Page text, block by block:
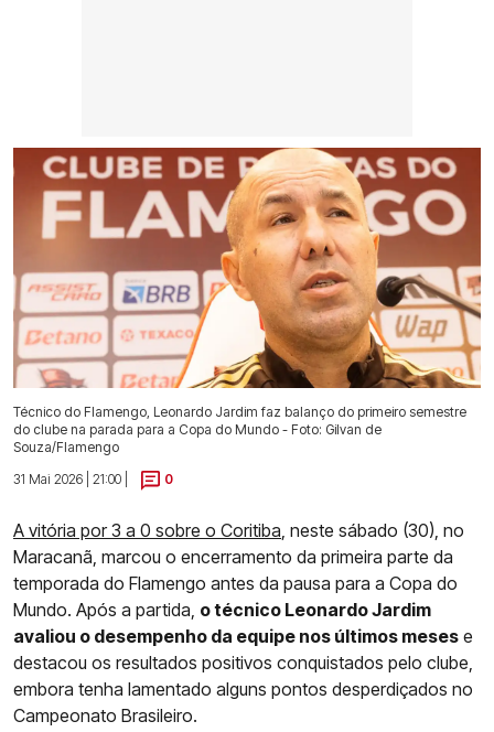
Técnico do Flamengo, Leonardo Jardim faz balanço do primeiro semestre
do clube na parada para a Copa do Mundo - Foto: Gilvan de
Souza/Flamengo
31 Mai 2026 | 21:00 |
0
A vitória por 3 a 0 sobre o Coritiba , neste sábado (30), no
Maracanã, marcou o encerramento da primeira parte da
temporada do Flamengo antes da pausa para a Copa do
Mundo. Após a partida, o técnico Leonardo Jardim
avaliou o desempenho da equipe nos últimos meses e
destacou os resultados positivos conquistados pelo clube,
embora tenha lamentado alguns pontos desperdiçados no
Campeonato Brasileiro.